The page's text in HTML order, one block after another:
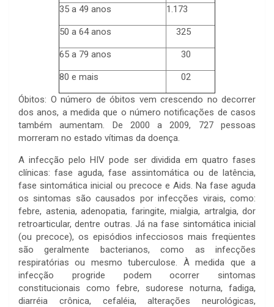
35 a 49 anos 1.173
50 a 64 anos 325
65 a 79 anos 30
80 e mais 02
Óbitos: O número de óbitos vem crescendo no decorrer
dos anos, a medida que o número notificações de casos
também aumentam. De 2000 a 2009, 727 pessoas
morreram no estado vítimas da doença.
A infecção pelo HIV pode ser dividida em quatro fases
clínicas: fase aguda, fase assintomática ou de latência,
fase sintomática inicial ou precoce e Aids. Na fase aguda
os sintomas são causados por infecções virais, como:
febre, astenia, adenopatia, faringite, mialgia, artralgia, dor
retroarticular, dentre outras. Já na fase sintomática inicial
(ou precoce), os episódios infecciosos mais freqüentes
são geralmente bacterianos, como as infecções
respiratórias ou mesmo tuberculose. À medida que a
infecção progride podem ocorrer sintomas
constitucionais como febre, sudorese noturna, fadiga,
diarréia crônica, cefaléia, alterações neurológicas,